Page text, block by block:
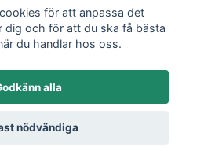
Powered by Quickbutik
för att anpassa det
dig och för att du ska få bästa
du handlar hos oss.
alla
nödvändiga